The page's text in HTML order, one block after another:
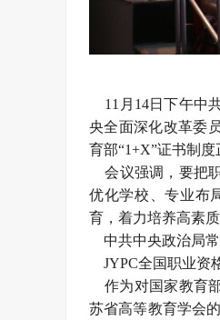
11月14日下午中
央全面深化改革委
育部“1+X”证书制度
会议强调，要把
优化学校、专业布
育，着力培养高素
中共中央政治局常
JYPC全国职业资
作为对国家教育
苏省高等教育学会